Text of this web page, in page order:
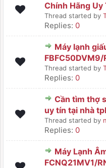
Chính Hãng Uy
Thread started by
Replies: 0
Máy lạnh
FBFC50DVM9/
Thread started by
Replies: 0
Cần tìm thợ
uy tín tại nhà
Thread started by
Replies: 0
Máy Lạnh
FCNQ21MV1/